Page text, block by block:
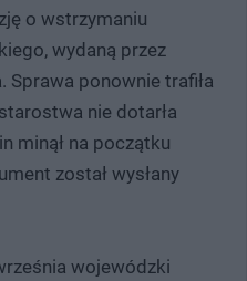
o wstrzymaniu
wydaną przez
ponownie trafiła
nie dotarła
minął na początku
został wysłany
wojewódzki